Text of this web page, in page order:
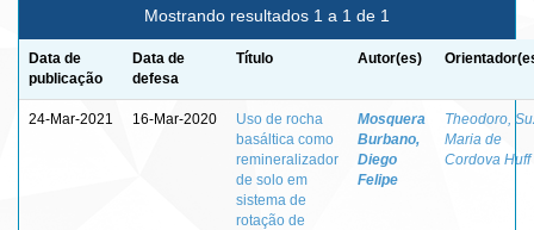
Mostrando resultados 1 a 1 de 1
Data de
publicação
Data de
defesa
Título Autor(es)
24-Mar-2021 16-Mar-2020
Uso de rocha
basáltica como
remineralizador
de solo em
sistema de
rotação de
Mosquera
Burbano,
Diego
Felipe
Theodoro,
Maria de
Cordova Huff